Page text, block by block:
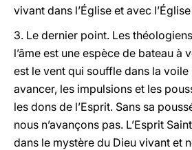
vivant dans l’Église et avec
3. Le dernier point. Les
l’âme est une espèce de bateau à
est le vent qui souffle dans la
avancer, les impulsions et les
les dons de l’Esprit. Sans sa
nous n’avançons pas. L’Esprit
dans le mystère du Dieu vivant et